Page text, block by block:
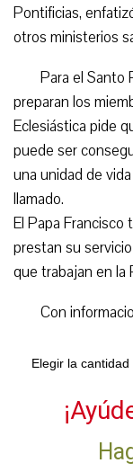
Pontificias,
otros ministerios
Para el Santo
preparan los
Eclesiástica pide
puede ser
una unidad de
llamado.
El Papa Francisco
prestan su
que trabajan en la
Con